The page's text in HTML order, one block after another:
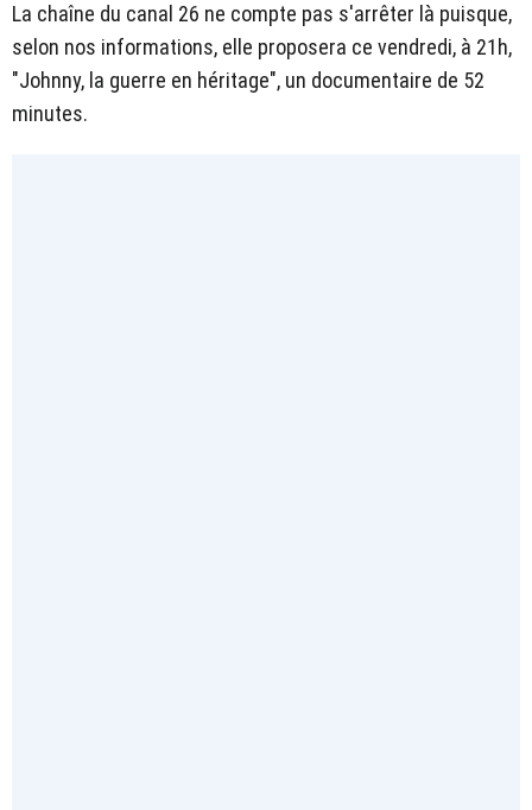
La chaîne du canal 26 ne compte pas s'arrêter là puisque,
selon nos informations, elle proposera ce vendredi, à 21h,
"Johnny, la guerre en héritage", un documentaire de 52
minutes.